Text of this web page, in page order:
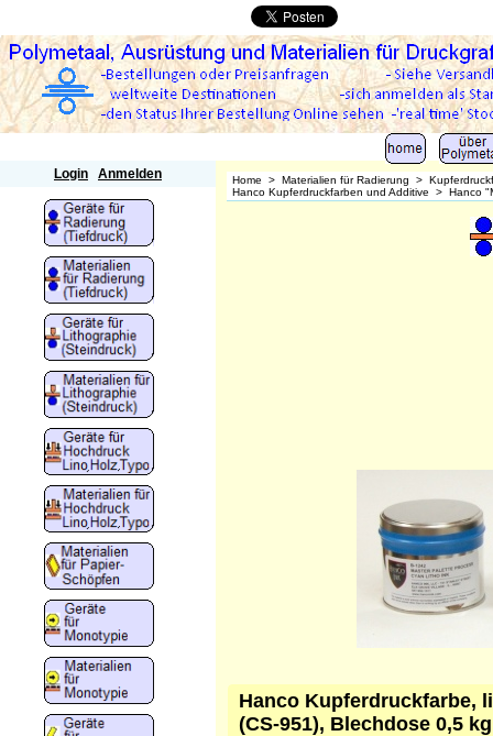
Login Anmelden Home > Materialien für Radierung >
Hanco Kupferdruckfarben und Additive > Hanco
Hanco Kupferdruckfarbe,
(CS-951), Blechdose 0,5 kg